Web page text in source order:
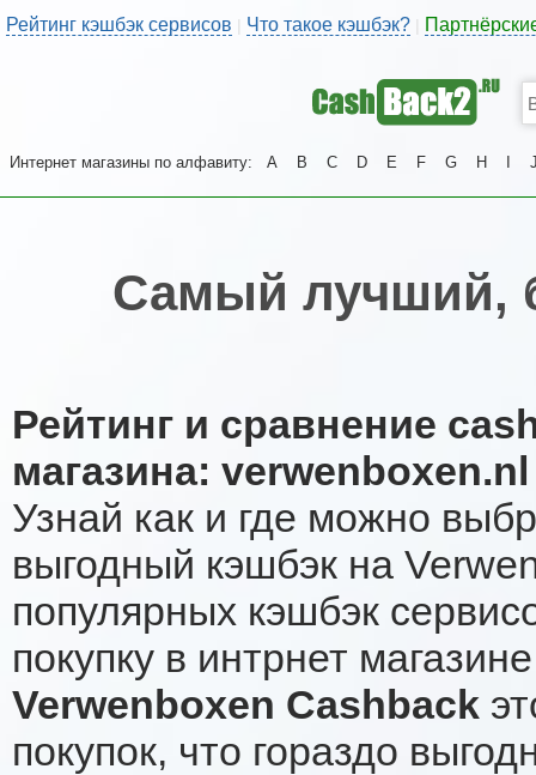
Рейтинг кэшбэк сервисов | Что такое кэшбэк?
Интернет магазины по алфавиту: A B C D E F G H
Самый лучший,
Рейтинг и сравнение
магазина: verwenboxen.nl
Узнай как и где можно
выгодный кэшбэк на
популярных кэшбэк
покупку в интрнет
Verwenboxen Cashback
покупок, что гораздо